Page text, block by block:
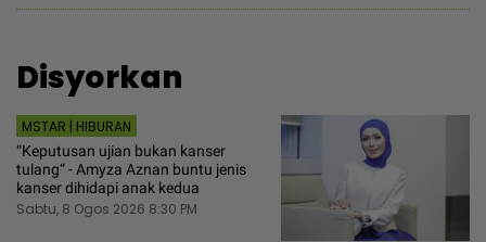
Disyorkan
MSTAR | HIBURAN
“Keputusan ujian bukan kanser
tulang“ - Amyza Aznan buntu jenis
kanser dihidapi anak kedua
Sabtu, 8 Ogos 2026 8:30 PM